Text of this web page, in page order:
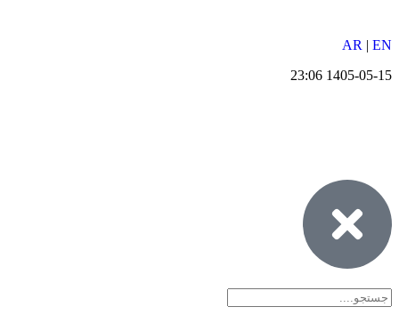
AR | EN
1405-05-15 23:06